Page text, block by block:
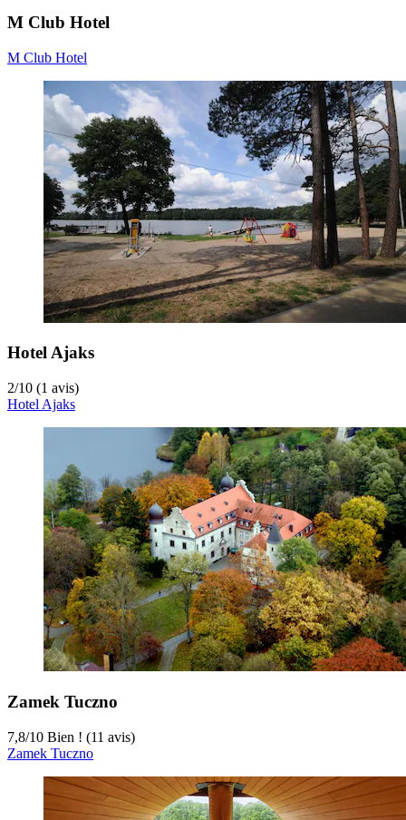
M Club Hotel
M Club Hotel
Hotel Ajaks
2/10 (1 avis)
Hotel Ajaks
Zamek Tuczno
7,8/10 Bien ! (11 avis)
Zamek Tuczno